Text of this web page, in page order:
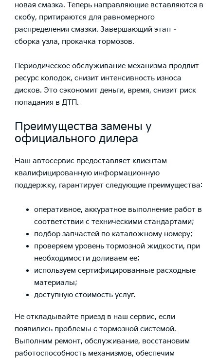
новая смазка. Теперь направляющие вставляются в
скобу, притираются для равномерного
распределения смазки. Завершающий этап –
сборка узла, прокачка тормозов.
Периодическое обслуживание механизма продлит
ресурс колодок, снизит интенсивность износа
дисков. Это сэкономит деньги, время, снизит риск
попадания в ДТП.
Преимущества замены у
официального дилера
Наш автосервис предоставляет клиентам
квалифицированную информационную
поддержку, гарантирует следующие преимущества:
оперативное, аккуратное выполнение работ в
соответствии с техническими стандартами;
подбор запчастей по каталожному номеру;
проверяем уровень тормозной жидкости, при
необходимости доливаем ее;
используем сертифицированные расходные
материалы;
доступную стоимость услуг.
Не откладывайте приезд в наш сервис, если
появились проблемы с тормозной системой.
Выполним ремонт, обслуживание, восстановим
работоспособность механизмов, обеспечим